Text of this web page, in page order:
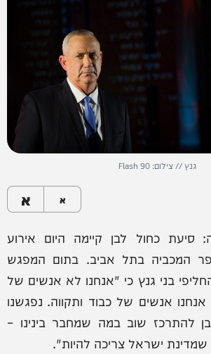
גנץ // צילום: Flash 90
א א
סיעת כחול לבן קיימה היום אירוע
המכביה בתל אביב. בתום המפגש
בני גנץ כי "אנחנו לא אנשים של
אנשים של כבוד ותקווה. נפגשנו
להתרכז שוב במה שמחבר בינינו –
שמדינת ישראל צריכה להיות".